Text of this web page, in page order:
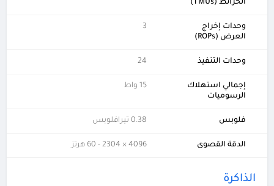
الخرائط (TMUs)
وحدات إخراج
العرض (ROPs)
3
وحدات التنفيذ 24
إجمالي استهلاك
الرسوميات
15 واط
فلوبس 0.38 تيرافلوبس
الدقة القصوى 4096 × 2304 - 60 هرتز
الذاكرة